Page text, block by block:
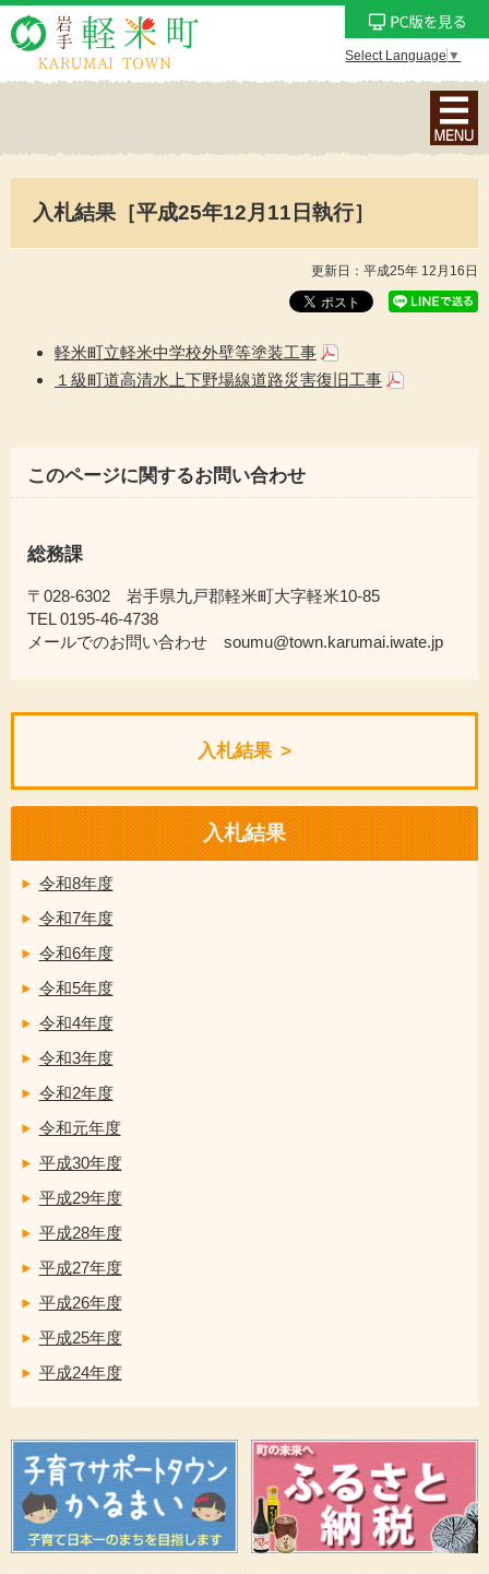
Select Language ▼
ナ
ビ
ン
メ
入札結果［平成25年12月11日執行］
更新日：平成25年 12月16日
軽米町立軽米中学校外壁等塗装工事
１級町道高清水上下野場線道路災害復旧工事
このページに関するお問い合わせ
総務課
〒028-6302 岩手県九戸郡軽米町大字軽米10-85
TEL 0195-46-4738
メールでのお問い合わせ soumu@town.karumai.iwate.jp
入札結果
入札結果
令和8年度
令和7年度
令和6年度
令和5年度
令和4年度
令和3年度
令和2年度
令和元年度
平成30年度
平成29年度
平成28年度
平成27年度
平成26年度
平成25年度
平成24年度